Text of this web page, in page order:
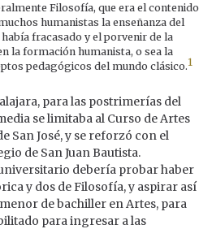
Filosofía, que era el contenido
humanistas la enseñanza del
fracasado y el porvenir de la
la formación humanista, o sea la
pedagógicos del mundo clásico.1
para las postrimerías del
se limitaba al Curso de Artes
San José, y se reforzó con el
de San Juan Bautista.
debería probar haber
y dos de Filosofía, y aspirar así
de bachiller en Artes, para
para ingresar a las